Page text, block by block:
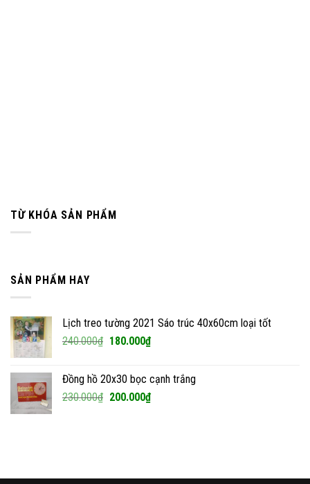
TỪ KHÓA SẢN PHẨM
SẢN PHẨM HAY
Lịch treo tường 2021 Sáo trúc 40x60cm loại tốt
240.000₫ Giá
240.000₫.
180.000₫Giá
là:
180.000₫.
Đồng hồ 20x30 bọc cạnh trắng
230.000₫ Giá
200.000₫Giá